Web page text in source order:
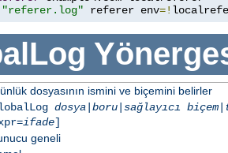
"referer.log" referer env=!
dosyasının ismini ve biçemini belirler
dosya| boru| sağlayıcı biçem|
ifade]
geneli